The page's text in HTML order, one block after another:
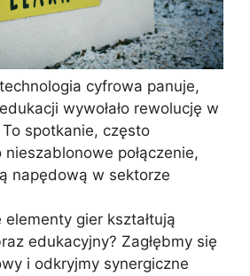
cyfrowa panuje,
wywołało rewolucję w
spotkanie, często
połączenie,
napędową w sektorze
elementy gier kształtują
edukacyjny? Zagłębmy się
i odkryjmy synergiczne